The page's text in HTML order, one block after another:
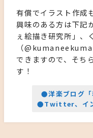
有償でイラスト作成
興味のある方は下記
ぇ絵描き研究所」
（
できますので、そち
す！
●洋楽ブログ「
●Twitter、イン